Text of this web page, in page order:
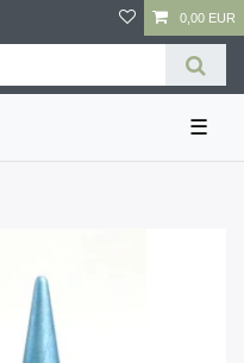
0,00 EUR
☰